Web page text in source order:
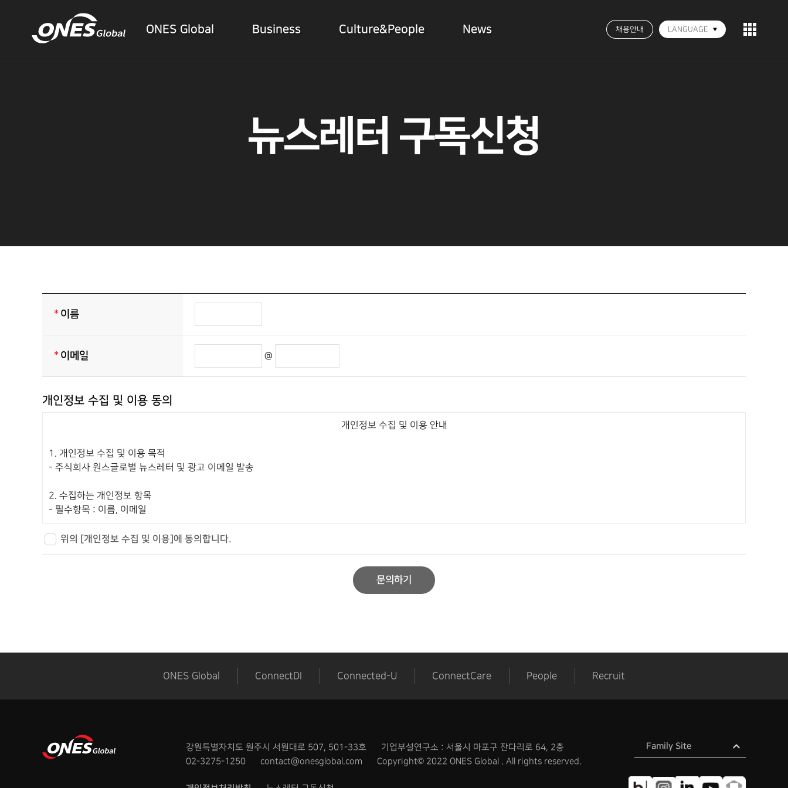
ONES Global Business Culture&People News 채용안내 LANGUAGE
뉴스레터 구독신청
* 이름
* 이메일 @
개인정보 수집 및 이용 동의
개인정보 수집 및 이용 안내
1. 개인정보 수집 및 이용 목적
- 주식회사 원스글로벌 뉴스레터 및 광고 이메일 발송
2. 수집하는 개인정보 항목
- 필수항목 : 이름, 이메일
3. 개인정보의 이용기간
위의 [개인정보 수집 및 이용]에 동의합니다.
ONES Global ConnectDI Connected-U ConnectCare People Recruit
강원특별자치도 원주시 서원대로 507, 501-33호
기업부설연구소 : 서울시 마포구 잔다리로 64, 2층
02-3275-1250
contact@onesglobal.com Copyright© 2022 ONES Global . All rights reserved.
Family Site